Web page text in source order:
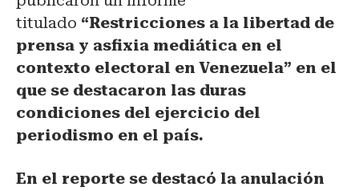
titulado “Restricciones a la libertad de
prensa y asfixia mediática en el
contexto electoral en Venezuela” en el
que se destacaron las duras
condiciones del ejercicio del
periodismo en el país.
En el reporte se destacó la anulación